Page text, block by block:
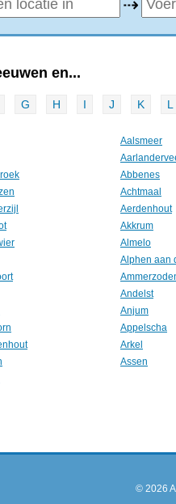
en...
G H I J K L
Aalsmeer
Abbenes
Achtmaal
Aerdenhout
Akkrum
Almelo
Alphen aan
Andelst
Anjum
Appelscha
Arkel
Assen
© 2026